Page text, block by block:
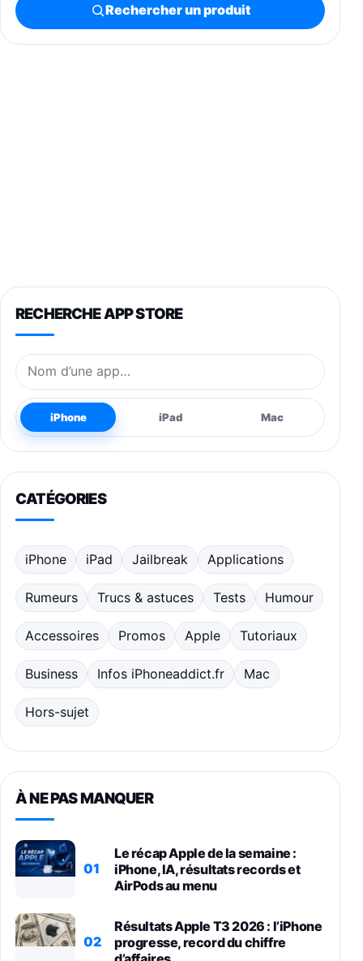
Rechercher un produit
RECHERCHE APP STORE
Nom de l’application
iPhone iPad Mac
CATÉGORIES
iPhone iPad Jailbreak Applications
Rumeurs Trucs & astuces Tests Humour
Accessoires Promos Apple Tutoriaux
Business Infos iPhoneaddict.fr Mac
Hors-sujet
À NE PAS MANQUER
01
Le récap Apple de la semaine :
iPhone, IA, résultats records et
AirPods au menu
02
Résultats Apple T3 2026 : l’iPhone
progresse, record du chiffre